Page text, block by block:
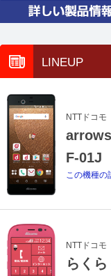
LINEUP
NTTドコモ
F-01J
この機種の
NTTドコモ
らく